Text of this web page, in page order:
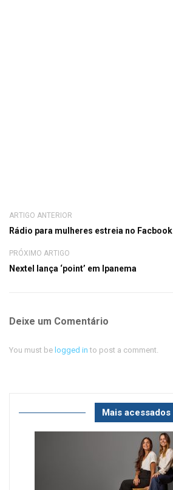
ARTIGO ANTERIOR
Rádio para mulheres estreia no Facbook
PRÓXIMO ARTIGO
Nextel lança ‘point’ em Ipanema
Deixe um Comentário
You must be logged in to post a comment.
Mais acessados